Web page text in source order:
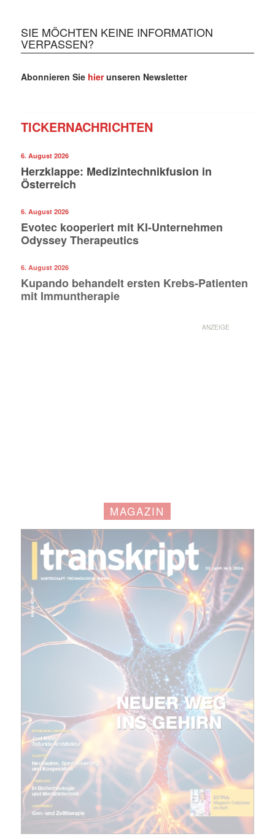
jede Woche aktuell informiert.
E-
Mail
(erforderlich)
SIE MÖCHTEN KEINE INFORMATION
VERPASSEN?
Abonnieren Sie hierunseren Newsletter
TICKERNACHRICHTEN
6. August 2026
Herzklappe: Medizintechnikfusion in
Österreich
6. August 2026
Evotec kooperiert mit KI-Unternehmen
Odyssey Therapeutics
6. August 2026
Kupando behandelt ersten Krebs-Patienten
mit Immuntherapie
ANZEIGE
MAGAZIN